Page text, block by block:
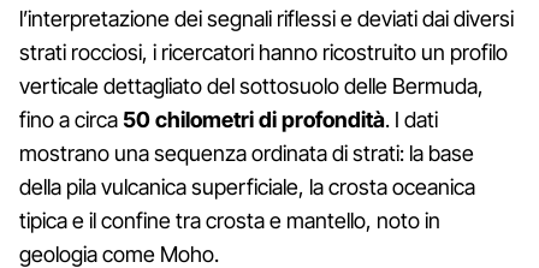
l’interpretazione dei segnali riflessi e deviati dai diversi
strati rocciosi, i ricercatori hanno ricostruito un profilo
verticale dettagliato del sottosuolo delle Bermuda,
fino a circa 50 chilometri di profondità. I dati
mostrano una sequenza ordinata di strati: la base
della pila vulcanica superficiale, la crosta oceanica
tipica e il confine tra crosta e mantello, noto in
geologia come Moho.